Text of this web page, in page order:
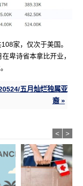
家，仅次于美国。
卑诗省本拿比开业，
五月灿烂独属亚
裔 »
< >